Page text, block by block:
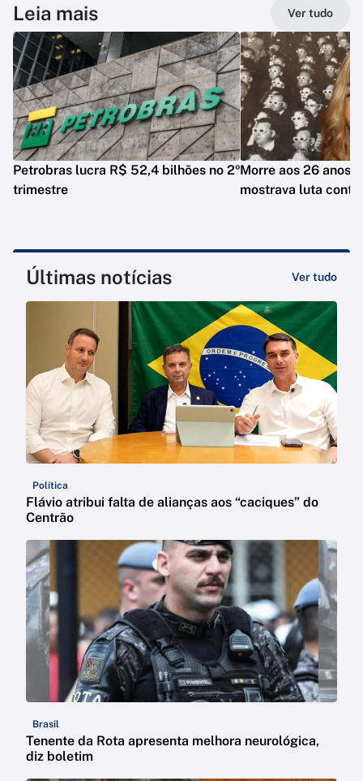
Leia mais Ver tudo
Petrobras lucra R$ 52,4 bilhões no 2º
trimestre
Morre aos 26 anos
mostrava luta
Últimas notícias Ver tudo
Política
Flávio atribui falta de alianças aos “caciques” do
Centrão
Brasil
Tenente da Rota apresenta melhora neurológica,
diz boletim